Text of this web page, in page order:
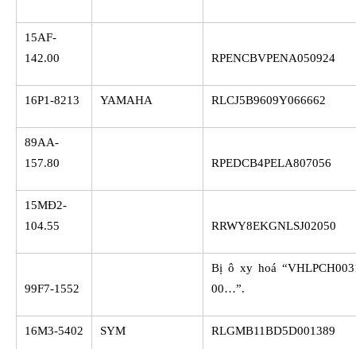
15AF-
142.00
RPENCBVPENA050924
16P1-8213 YAMAHA RLCJ5B9609Y066662
89AA-
157.80
RPEDCB4PELA807056
15MĐ2-
104.55
RRWY8EKGNLSJ02050
99F7-1552
Bị ô xy hoá
00…”.
16M3-5402 SYM RLGMB11BD5D001389